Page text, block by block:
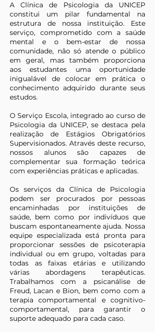
A Clínica de Psicologia da UNICEP
constitui um pilar fundamental na
estrutura de nossa instituição. Este
serviço, comprometido com a saúde
mental e o bem-estar de nossa
comunidade, não só atende o público
em geral, mas também proporciona
aos estudantes uma oportunidade
inigualável de colocar em prática o
conhecimento adquirido durante seus
estudos.
O Serviço Escola, integrado ao curso de
Psicologia da UNICEP, se destaca pela
realização de Estágios Obrigatórios
Supervisionados. Através deste recurso,
nossos alunos são capazes de
complementar sua formação teórica
com experiências práticas e aplicadas.
Os serviços da Clínica de Psicologia
podem ser procurados por pessoas
encaminhadas por instituições de
saúde, bem como por indivíduos que
buscam espontaneamente ajuda. Nossa
equipe especializada está pronta para
proporcionar sessões de psicoterapia
individual ou em grupo, voltadas para
todas as faixas etárias e utilizando
várias abordagens terapêuticas.
Trabalhamos com a psicanálise de
Freud, Lacan e Bion, bem como com a
terapia comportamental e cognitivo-
comportamental, para garantir o
suporte adequado para cada caso.